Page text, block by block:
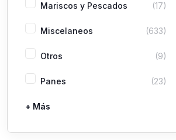
Mariscos y Pescados (17)
Miscelaneos (633)
Otros (9)
Panes (23)
Pastas
Picaderas
Sazones y Salsas
Vegetales
+ Más